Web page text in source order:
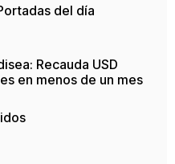
del día
Recauda USD
en menos de un mes